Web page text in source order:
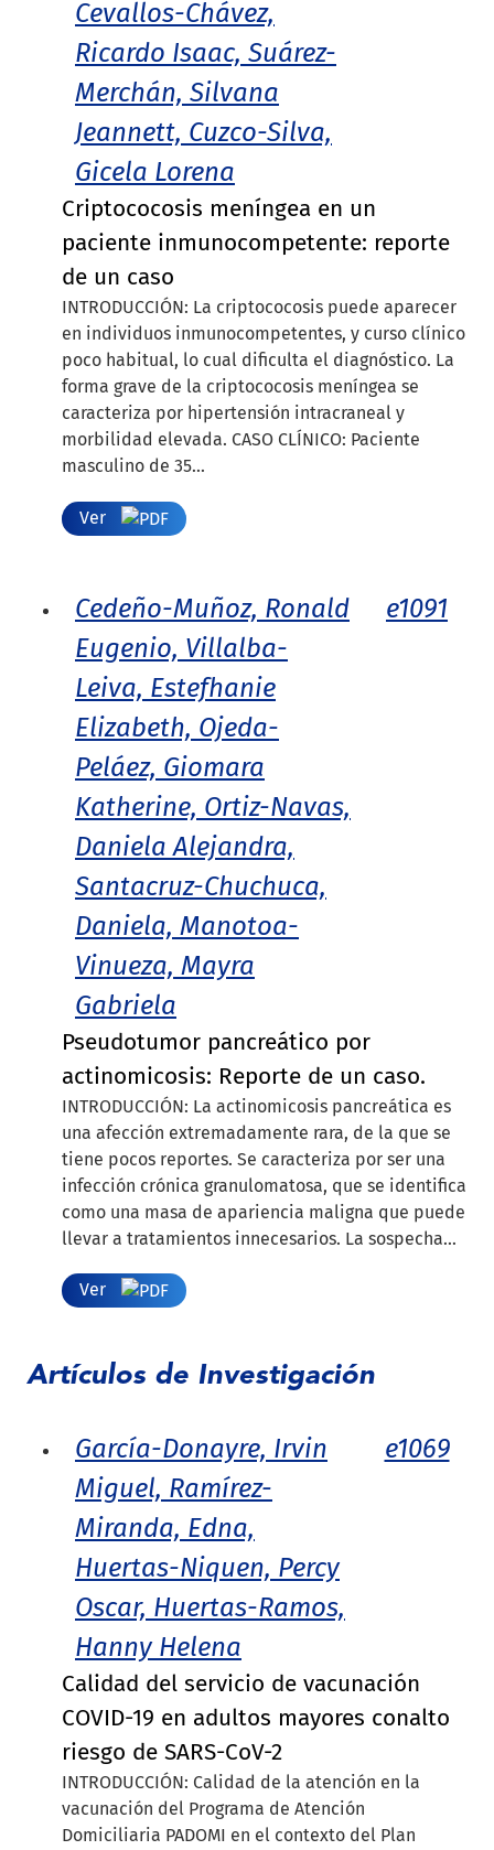
Cevallos-Chávez,
Ricardo Isaac, Suárez-
Merchán, Silvana
Jeannett, Cuzco-Silva,
Gicela Lorena
Criptococosis meníngea en un
paciente inmunocompetente: reporte
de un caso
INTRODUCCIÓN: La criptococosis puede aparecer
en individuos inmunocompetentes, y curso clínico
poco habitual, lo cual dificulta el diagnóstico. La
forma grave de la criptococosis meníngea se
caracteriza por hipertensión intracraneal y
morbilidad elevada. CASO CLÍNICO: Paciente
masculino de 35...
Ver
Cedeño-Muñoz, Ronald
Eugenio, Villalba-
Leiva, Estefhanie
Elizabeth, Ojeda-
Peláez, Giomara
Katherine, Ortiz-Navas,
Daniela Alejandra,
Santacruz-Chuchuca,
Daniela, Manotoa-
Vinueza, Mayra
Gabriela
e1091
Pseudotumor pancreático por
actinomicosis: Reporte de un caso.
INTRODUCCIÓN: La actinomicosis pancreática es
una afección extremadamente rara, de la que se
tiene pocos reportes. Se caracteriza por ser una
infección crónica granulomatosa, que se identifica
como una masa de apariencia maligna que puede
llevar a tratamientos innecesarios. La sospecha...
Ver
Artículos de Investigación
García-Donayre, Irvin
Miguel, Ramírez-
Miranda, Edna,
Huertas-Niquen, Percy
Oscar, Huertas-Ramos,
Hanny Helena
e1069
Calidad del servicio de vacunación
COVID-19 en adultos mayores conalto
riesgo de SARS-CoV-2
INTRODUCCIÓN: Calidad de la atención en la
vacunación del Programa de Atención
Domiciliaria PADOMI en el contexto del Plan